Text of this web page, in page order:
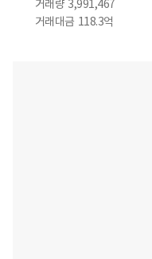
거래량 3,991,467
거래대금 118.3억